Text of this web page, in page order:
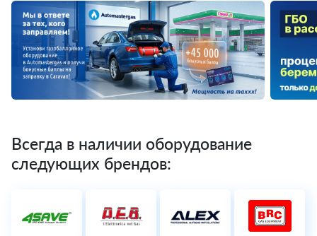
Всегда в наличии оборудование
следующих брендов: